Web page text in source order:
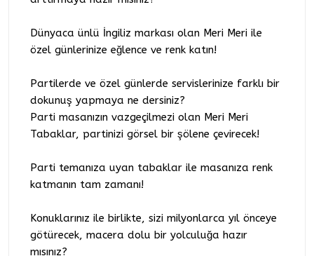
Dünyaca ünlü İngiliz markası olan Meri Meri ile
özel günlerinize eğlence ve renk katın!
Partilerde ve özel günlerde servislerinize farklı bir
dokunuş yapmaya ne dersiniz?
Parti masanızın vazgeçilmezi olan Meri Meri
Tabaklar, partinizi görsel bir şölene çevirecek!
Parti temanıza uyan tabaklar ile masanıza renk
katmanın tam zamanı!
Konuklarınız ile birlikte, sizi milyonlarca yıl önceye
götürecek, macera dolu bir yolculuğa hazır
mısınız?